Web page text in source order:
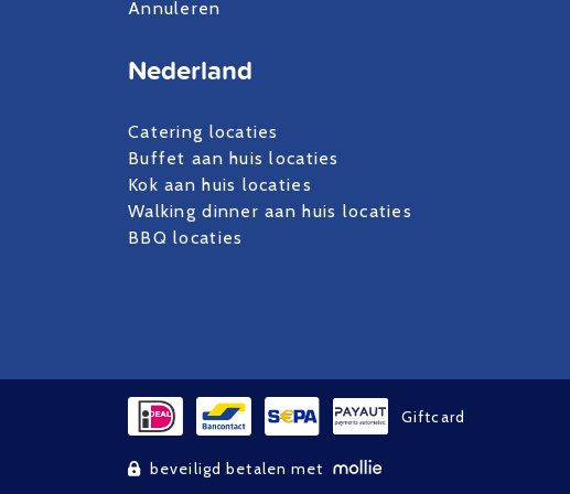
Annuleren
Nederland
Catering locaties
Buffet aan huis locaties
Kok aan huis locaties
Walking dinner aan huis locaties
BBQ locaties
Giftcard
beveiligd betalen met